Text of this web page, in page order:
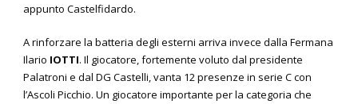
appunto Castelfidardo.
A rinforzare la batteria degli esterni arriva invece dalla Fermana
Ilario IOTTI. Il giocatore, fortemente voluto dal presidente
Palatroni e dal DG Castelli, vanta 12 presenze in serie C con
l’Ascoli Picchio. Un giocatore importante per la categoria che